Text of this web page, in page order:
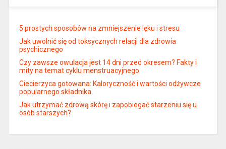
5 prostych sposobów na zmniejszenie lęku i stresu
Jak uwolnić się od toksycznych relacji dla zdrowia
psychicznego
Czy zawsze owulacja jest 14 dni przed okresem? Fakty i
mity na temat cyklu menstruacyjnego
Ciecierzyca gotowana: Kaloryczność i wartości odżywcze
popularnego składnika
Jak utrzymać zdrową skórę i zapobiegać starzeniu się u
osób starszych?